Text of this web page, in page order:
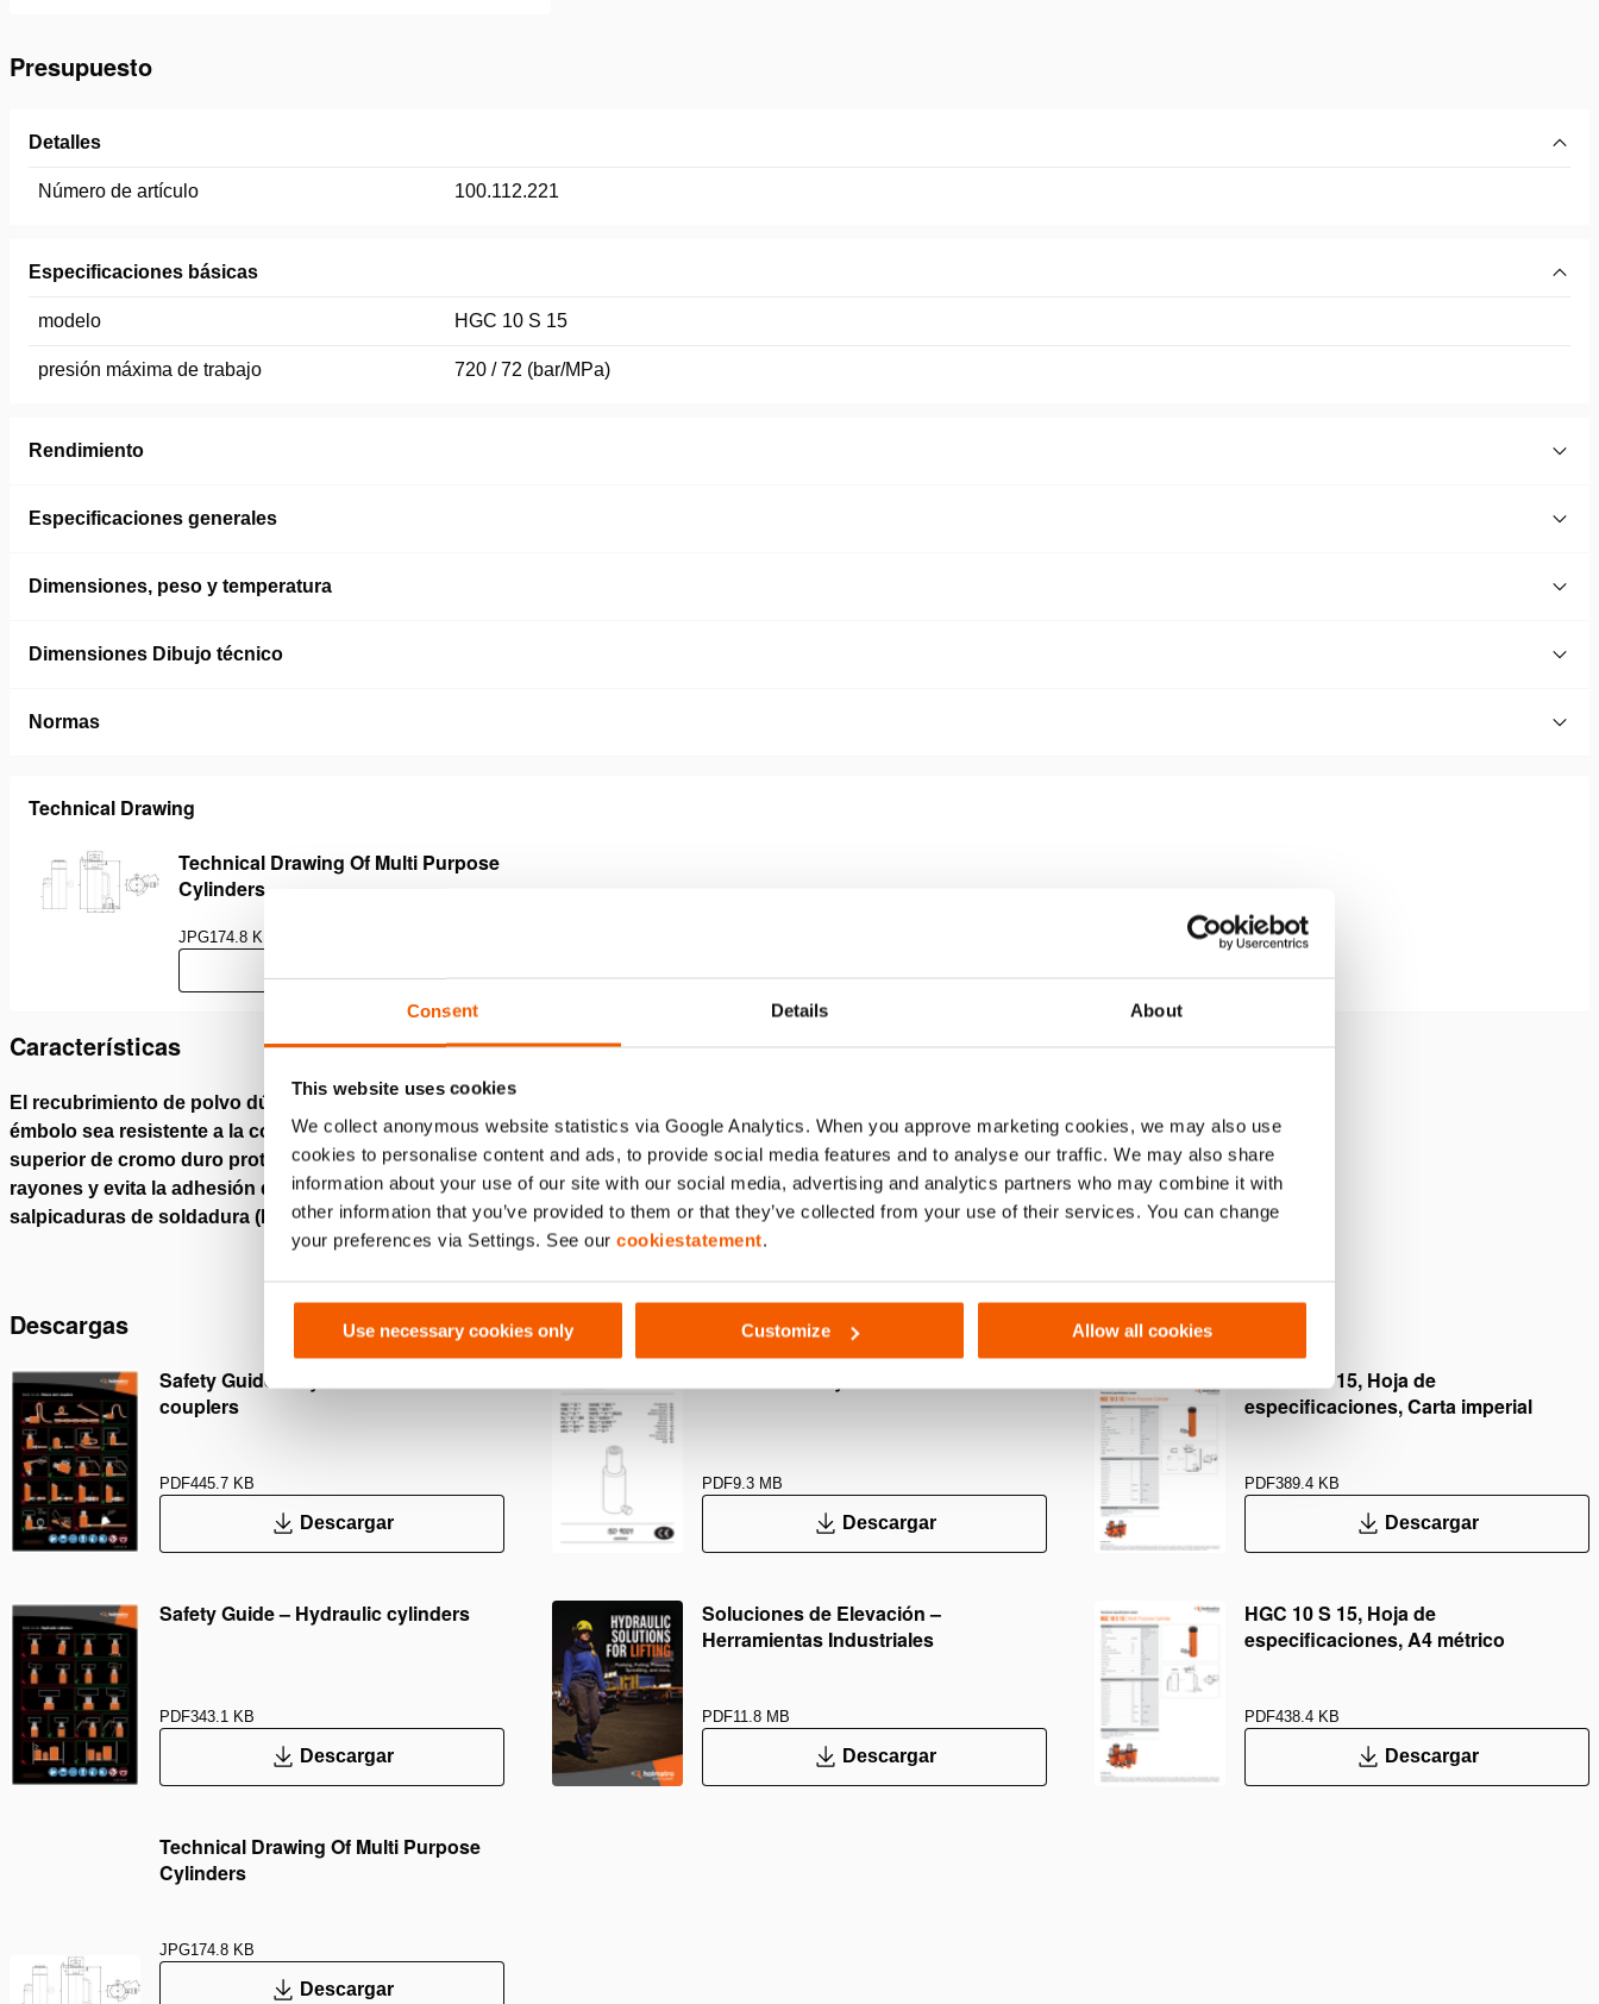
Consent Details About
This website uses cookies
We collect anonymous website statistics via Google Analytics. When you approve marketing cookies, we may also use
cookies to personalise content and ads, to provide social media features and to analyse our traffic. We may also share
information about your use of our site with our social media, advertising and analytics partners who may combine it with
other information that you’ve provided to them or that they’ve collected from your use of their services. You can change
your preferences via Settings. See our cookiestatement.
Use necessary cookies only Customize Allow all cookies
Presupuesto
Detalles
Número de artículo 100.112.221
Especificaciones básicas
modelo HGC 10 S 15
presión máxima de trabajo 720 / 72 (bar/MPa)
Rendimiento
Especificaciones generales
Dimensiones, peso y temperatura
Dimensiones Dibujo técnico
Normas
Technical Drawing
Technical Drawing Of Multi Purpose
Cylinders
JPG174.8 KB
Características
El recubrimiento de polvo dúplex hace que el
émbolo sea resistente a la corrosión; la capa
superior de cromo duro protege el émbolo contra
rayones y evita la adhesión de objetos como
salpicaduras de soldadura (Imagen 1)
sello superior y un cojinete compuesto
extremadamente fuerte para una vida útil más
larga (Imagen 2)
carcasa del cilindro (Imagen 3)
Descargas
Safety Guide – Hydraulic hoses &
couplers
PDF445.7 KB
Descargar
PDF9.3 MB
Descargar
HGC 10 S 15, Hoja de
especificaciones, Carta imperial
PDF389.4 KB
Descargar
Safety Guide – Hydraulic cylinders
PDF343.1 KB
Descargar
Soluciones de Elevación –
Herramientas Industriales
PDF11.8 MB
Descargar
HGC 10 S 15, Hoja de
especificaciones, A4 métrico
PDF438.4 KB
Descargar
Technical Drawing Of Multi Purpose
Cylinders
JPG174.8 KB
Descargar